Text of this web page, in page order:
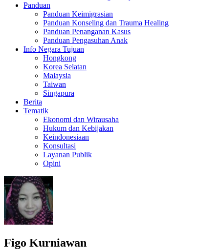
Panduan
Panduan Keimigrasian
Panduan Konseling dan Trauma Healing
Panduan Penanganan Kasus
Panduan Pengasuhan Anak
Info Negara Tujuan
Hongkong
Korea Selatan
Malaysia
Taiwan
Singapura
Berita
Tematik
Ekonomi dan Wirausaha
Hukum dan Kebijakan
Keindonesiaan
Konsultasi
Layanan Publik
Opini
Figo Kurniawan